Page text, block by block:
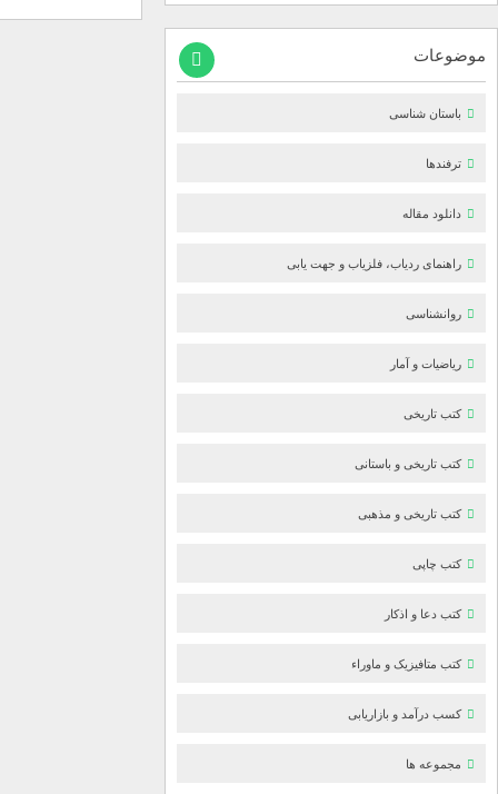
موضوعات
باستان شناسی
ترفندها
دانلود مقاله
راهنمای ردیاب، فلزیاب و جهت یابی
روانشناسی
ریاضیات و آمار
کتب تاریخی
کتب تاریخی و باستانی
کتب تاریخی و مذهبی
کتب چاپی
کتب دعا و اذکار
کتب متافیزیک و ماوراء
کسب درآمد و بازاریابی
مجموعه ها